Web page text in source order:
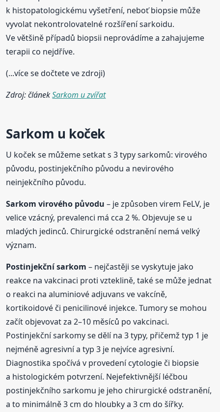
k histopatologickému vyšetření, neboť biopsie může
vyvolat nekontrolovatelné rozšíření sarkoidu.
Ve většině případů biopsii neprovádíme a zahajujeme
terapii co nejdříve.
(...více se dočtete ve zdroji)
Zdroj: článekSarkom u zvířat
Sarkom u koček
U koček se můžeme setkat s 3 typy sarkomů: virového
původu, postinjekčního původu a nevirového
neinjekčního původu.
Sarkom virového původu – je způsoben virem FeLV, je
velice vzácný, prevalenci má cca 2 %. Objevuje se u
mladých jedinců. Chirurgické odstranění nemá velký
význam.
Postinjekční sarkom – nejčastěji se vyskytuje jako
reakce na vakcinaci proti vzteklině, také se může jednat
o reakci na aluminiové adjuvans ve vakcíně,
kortikoidové či penicilinové injekce. Tumory se mohou
začít objevovat za 2–10 měsíců po vakcinaci.
Postinjekční sarkomy se dělí na 3 typy, přičemž typ 1 je
nejméně agresivní a typ 3 je nejvíce agresivní.
Diagnostika spočívá v provedení cytologie či biopsie
a histologickém potvrzení. Nejefektivnější léčbou
postinjekčního sarkomu je jeho chirurgické odstranění,
a to minimálně 3 cm do hloubky a 3 cm do šířky.